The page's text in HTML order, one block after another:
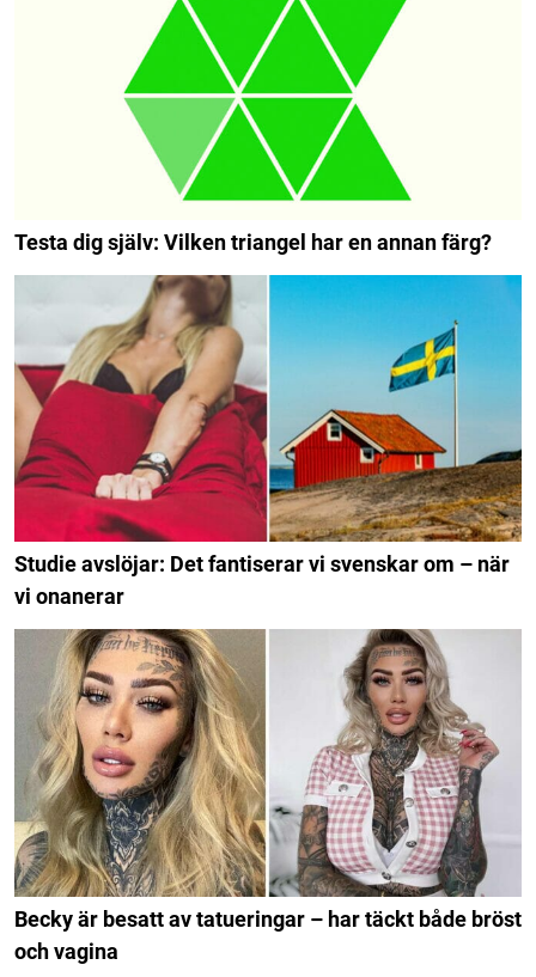
Testa dig själv: Vilken triangel har en annan färg?
Studie avslöjar: Det fantiserar vi svenskar om – när
vi onanerar
Becky är besatt av tatueringar – har täckt både bröst
och vagina